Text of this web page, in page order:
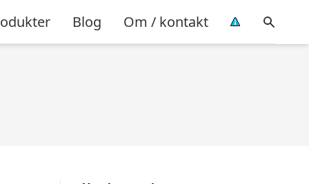
Blog Om / kontakt